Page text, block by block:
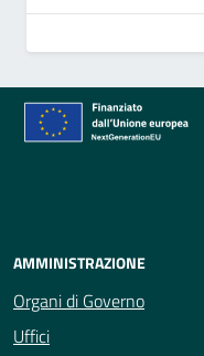
AMMINISTRAZIONE
Organi di Governo
Uffici